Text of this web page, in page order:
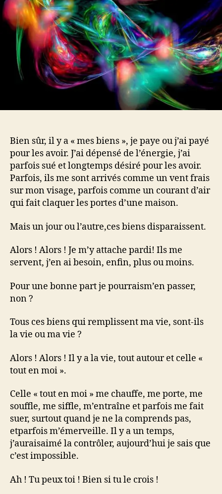
Bien sûr, il y a « mes biens », je paye ou j’ai payé
pour les avoir. J’ai dépensé de l’énergie, j’ai
parfois sué et longtemps désiré pour les avoir.
Parfois, ils me sont arrivés comme un vent frais
sur mon visage, parfois comme un courant d’air
qui fait claquer les portes d’une maison.
Mais un jour ou l’autre,ces biens disparaissent.
Alors ! Alors ! Je m’y attache pardi! Ils me
servent, j’en ai besoin, enfin, plus ou moins.
Pour une bonne part je pourraism’en passer,
non ?
Tous ces biens qui remplissent ma vie, sont-ils
la vie ou ma vie ?
Alors ! Alors ! Il y a la vie, tout autour et celle «
tout en moi ».
Celle « tout en moi » me chauffe, me porte, me
souffle, me siffle, m’entraîne et parfois me fait
suer, surtout quand je ne la comprends pas,
etparfois m’émerveille. Il y a un temps,
j’auraisaimé la contrôler, aujourd’hui je sais que
c’est impossible.
Ah ! Tu peux toi ! Bien si tu le crois !